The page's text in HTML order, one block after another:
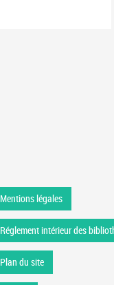
Mentions légales
Réglement intérieur des
Plan du site